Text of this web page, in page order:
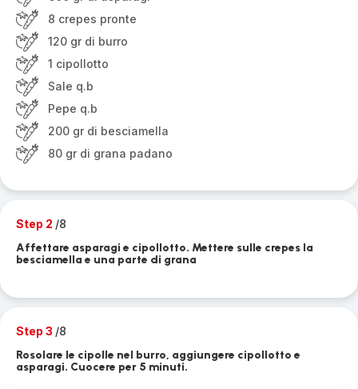
8 crepes pronte
120 gr di burro
1 cipollotto
Sale q.b
Pepe q.b
200 gr di besciamella
80 gr di grana padano
Step 2 /8
Affettare asparagi e cipollotto. Mettere sulle crepes la
besciamella e una parte di grana
Step 3 /8
Rosolare le cipolle nel burro, aggiungere cipollotto e
asparagi. Cuocere per 5 minuti.